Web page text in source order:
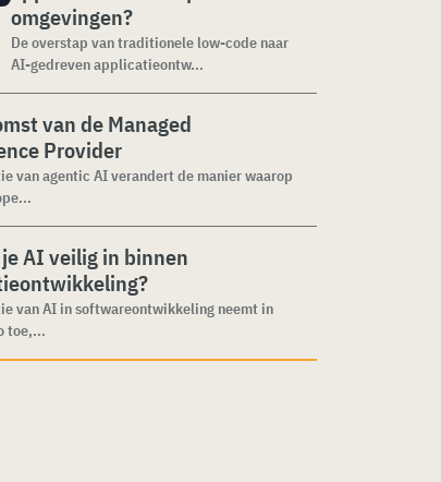
omgevingen?
De overstap van traditionele low-code naar
AI-gedreven applicatieontw...
van de Managed
Provider
van agentic AI verandert de manier waarop
AI veilig in binnen
van AI in softwareontwikkeling neemt in
toe,...